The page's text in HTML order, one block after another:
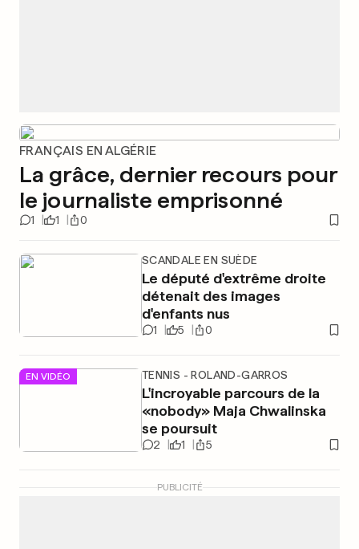
FRANÇAIS EN ALGÉRIE
La grâce, dernier recours pour
le journaliste emprisonné
1 1 0
SCANDALE EN SUÈDE
Le député d'extrême droite
détenait des images
d'enfants nus
1 5 0
EN VIDÉO TENNIS - ROLAND-GARROS
L'incroyable parcours de la
«nobody» Maja Chwalinska
se poursuit
2 1 5
PUBLICITÉ